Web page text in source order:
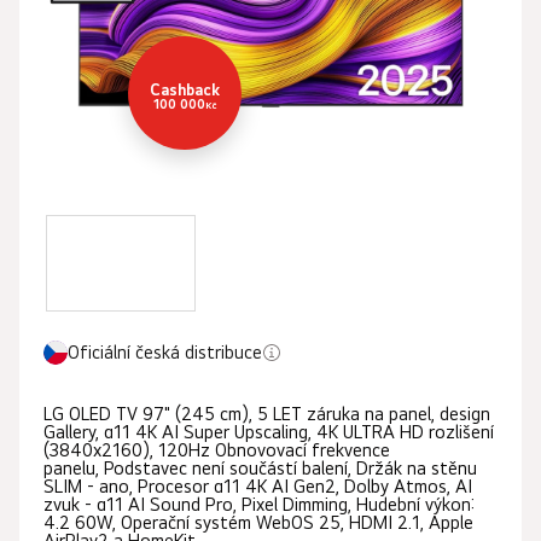
Oficiální česká distribuce
LG OLED TV 97" (245 cm), 5 LET záruka na panel, design
Gallery, α11 4K AI Super Upscaling, 4K ULTRA HD rozlišení
(3840x2160), 120Hz Obnovovací frekvence
panelu, Podstavec není součástí balení, Držák na stěnu
SLIM - ano, Procesor α11 4K AI Gen2, Dolby Atmos, AI
zvuk - α11 AI Sound Pro, Pixel Dimming, Hudební výkon:
4.2 60W, Operační systém WebOS 25, HDMI 2.1, Apple
hvězdiček.
Cashback
100 000Kč